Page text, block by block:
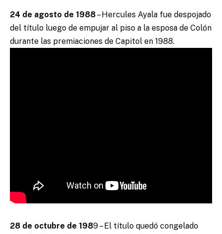
24 de agosto de 1988– Hercules Ayala fue despojado
del título luego de empujar al piso a la esposa de Colón
durante las premiaciones de Capitol en 1988.
28 de octubre de 1989 – El título quedó congelado